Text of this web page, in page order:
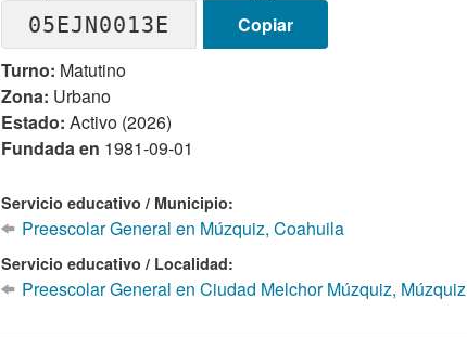
05EJN0013E
Copiar
Turno: Matutino
Zona: Urbano
Estado: Activo (2026)
Fundada en 1981-09-01
Servicio educativo / Municipio:
Preescolar General en Múzquiz, Coahuila
Servicio educativo / Localidad:
Preescolar General en Ciudad Melchor Múzquiz, Múzquiz